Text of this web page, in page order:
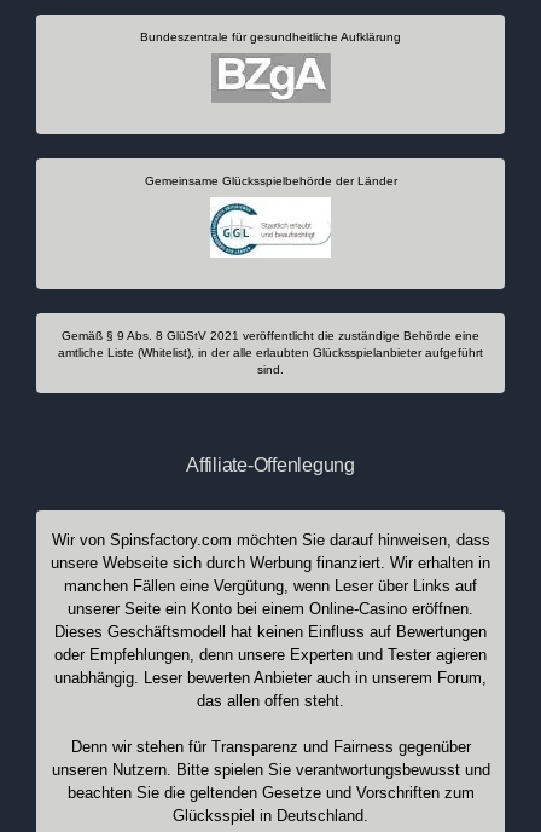
Bundeszentrale für gesundheitliche Aufklärung
Gemeinsame Glücksspielbehörde der Länder
Gemäß § 9 Abs. 8 GlüStV 2021 veröffentlicht die zuständige Behörde eine
amtliche Liste (Whitelist), in der alle erlaubten Glücksspielanbieter aufgeführt
sind.
Affiliate-Offenlegung
Wir von Spinsfactory.com möchten Sie darauf hinweisen, dass
unsere Webseite sich durch Werbung finanziert. Wir erhalten in
manchen Fällen eine Vergütung, wenn Leser über Links auf
unserer Seite ein Konto bei einem Online-Casino eröffnen.
Dieses Geschäftsmodell hat keinen Einfluss auf Bewertungen
oder Empfehlungen, denn unsere Experten und Tester agieren
unabhängig. Leser bewerten Anbieter auch in unserem Forum,
das allen offen steht.
Denn wir stehen für Transparenz und Fairness gegenüber
unseren Nutzern. Bitte spielen Sie verantwortungsbewusst und
beachten Sie die geltenden Gesetze und Vorschriften zum
Glücksspiel in Deutschland.